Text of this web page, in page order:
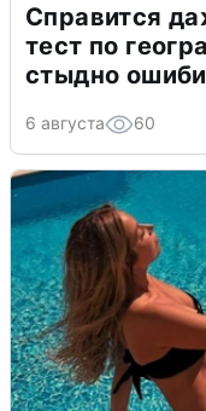
Справится
тест по
стыдно
6 августа 60